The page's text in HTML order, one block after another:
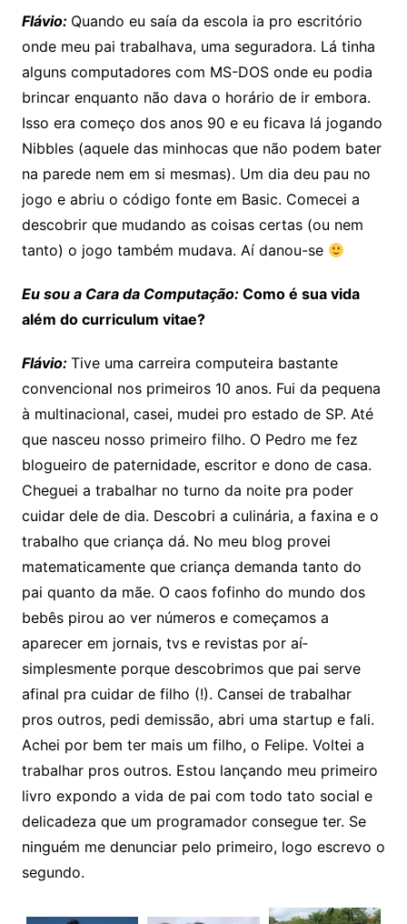
Flávio: Quando eu saí­a da escola ia pro escritório
onde meu pai trabalhava, uma seguradora. Lá tinha
alguns computadores com MS-DOS onde eu podia
brincar enquanto não dava o horário de ir embora.
Isso era começo dos anos 90 e eu ficava lá jogando
Nibbles (aquele das minhocas que não podem bater
na parede nem em si mesmas). Um dia deu pau no
jogo e abriu o código fonte em Basic. Comecei a
descobrir que mudando as coisas certas (ou nem
tanto) o jogo também mudava. Aí danou-se
Eu sou a Cara da Computação:Como é sua vida
além do curriculum vitae?
Flávio: Tive uma carreira computeira bastante
convencional nos primeiros 10 anos. Fui da pequena
à multinacional, casei, mudei pro estado de SP. Até
que nasceu nosso primeiro filho. O Pedro me fez
blogueiro de paternidade, escritor e dono de casa.
Cheguei a trabalhar no turno da noite pra poder
cuidar dele de dia. Descobri a culinária, a faxina e o
trabalho que criança dá. No meu blog provei
matematicamente que criança demanda tanto do
pai quanto da mãe. O caos fofinho do mundo dos
bebês pirou ao ver números e começamos a
aparecer em jornais, tvs e revistas por aí­
simplesmente porque descobrimos que pai serve
afinal pra cuidar de filho (!). Cansei de trabalhar
pros outros, pedi demissão, abri uma startup e fali.
Achei por bem ter mais um filho, o Felipe. Voltei a
trabalhar pros outros. Estou lançando meu primeiro
livro expondo a vida de pai com todo tato social e
delicadeza que um programador consegue ter. Se
ninguém me denunciar pelo primeiro, logo escrevo o
segundo.